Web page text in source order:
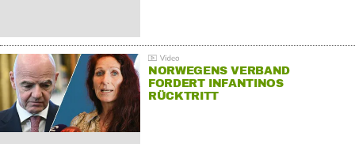
NORWEGENS VERBAND
FORDERT INFANTINOS
RÜCKTRITT